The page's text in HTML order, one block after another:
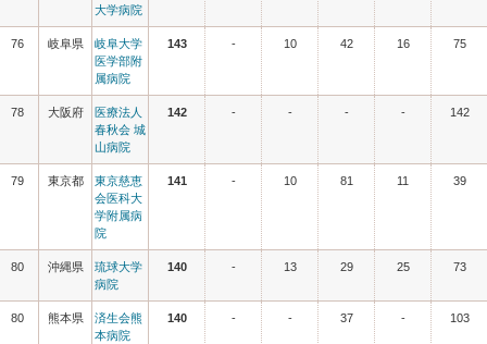
大学病院
76 岐阜県
岐阜大学
医学部附
属病院
143 - 10 42 16 75
78 大阪府
医療法人
春秋会 城
山病院
142 - - - - 142
79 東京都
東京慈恵
会医科大
学附属病
院
141 - 10 81 11 39
80 沖縄県
琉球大学
病院
140 - 13 29 25 73
80 熊本県
済生会熊
本病院
140 - - 37 - 103